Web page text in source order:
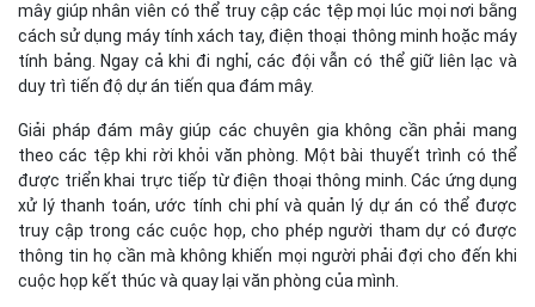
mây giúp nhân viên có thể truy cập các tệp mọi lúc mọi nơi bằng
cách sử dụng máy tính xách tay, điện thoại thông minh hoặc máy
tính bảng. Ngay cả khi đi nghỉ, các đội vẫn có thể giữ liên lạc và
duy trì tiến độ dự án tiến qua đám mây.
Giải pháp đám mây giúp các chuyên gia không cần phải mang
theo các tệp khi rời khỏi văn phòng. Một bài thuyết trình có thể
được triển khai trực tiếp từ điện thoại thông minh. Các ứng dụng
xử lý thanh toán, ước tính chi phí và quản lý dự án có thể được
truy cập trong các cuộc họp, cho phép người tham dự có được
thông tin họ cần mà không khiến mọi người phải đợi cho đến khi
cuộc họp kết thúc và quay lại văn phòng của mình.